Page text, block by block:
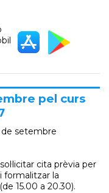
pel curs
setembre
cita prèvia per
formalitzar la
15.00 a 20.30).